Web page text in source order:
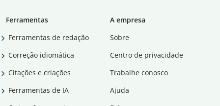
Ferramentas
Ferramentas de redação
Correção idiomática
Citações e criações
Ferramentas de IA
A empresa
Sobre
Centro de privacidade
Trabalhe conosco
Ajuda